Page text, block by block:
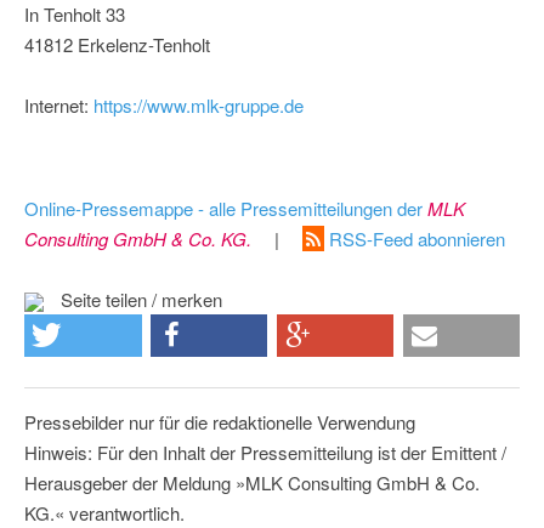
In Tenholt 33
41812 Erkelenz-Tenholt
Internet: https://www.mlk-gruppe.de
Online-Pressemappe - alle Pressemitteilungen derMLK
Consulting GmbH & Co. KG.
| RSS-Feed abonnieren
Seite teilen / merken
Pressebilder nur für die redaktionelle Verwendung
Hinweis: Für den Inhalt der Pressemitteilung ist der Emittent /
Herausgeber der Meldung »MLK Consulting GmbH & Co.
KG.« verantwortlich.